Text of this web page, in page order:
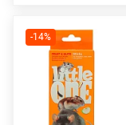
-14%